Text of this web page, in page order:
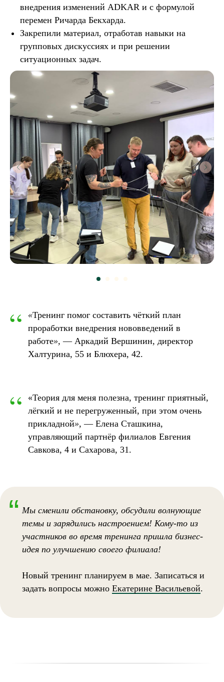
внедрения изменений ADKAR и с формулой
перемен Ричарда Бекхарда.
Закрепили материал, отработав навыки на
групповых дискуссиях и при решении
ситуационных задач.
“ «Тренинг помог составить чёткий план
проработки внедрения нововведений в
работе»,— Аркадий Вершинин, директор
Халтурина, 55 и Блюхера, 42.
“
«Теория для меня полезна, тренинг приятный,
лёгкий и не перегруженный, при этом очень
прикладной»,— Елена Сташкина,
управляющий партнёр филиалов Евгения
Савкова, 4 и Сахарова, 31.
“ Мы сменили обстановку, обсудили волнующие
темы и зарядились настроением! Кому-то из
участников во время тренинга пришла бизнес-
идея по улучшению своего филиала!
Новый тренинг планируем в мае. Записаться и
задать вопросы можно Екатерине Васильевой.